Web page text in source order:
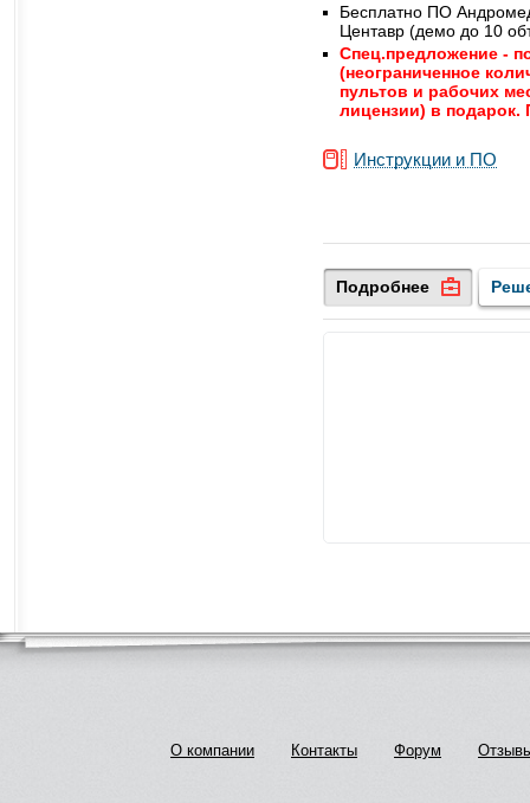
Бесплатно ПО
Центавр (демо до 10
Спец.предложение -
(неограниченное
пультов и рабочих
лицензии) в подарок.
Инструкции и ПО
Подробнее
О компании Контакты Форум